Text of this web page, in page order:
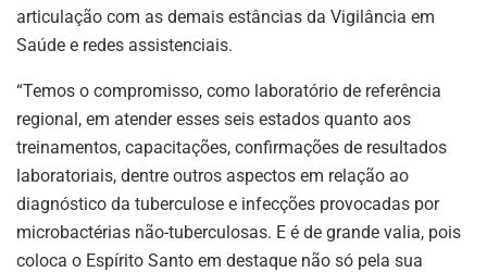
articulação com as demais estâncias da Vigilância em
Saúde e redes assistenciais.
“Temos o compromisso, como laboratório de referência
regional, em atender esses seis estados quanto aos
treinamentos, capacitações, confirmações de resultados
laboratoriais, dentre outros aspectos em relação ao
diagnóstico da tuberculose e infecções provocadas por
microbactérias não-tuberculosas. E é de grande valia, pois
coloca o Espírito Santo em destaque não só pela sua